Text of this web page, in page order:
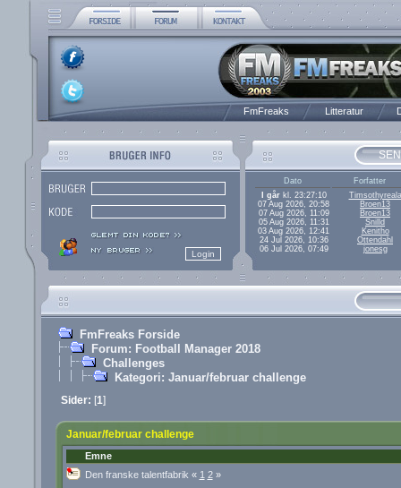
FmFreaks Litteratur
Dato
Forfatter
I gårkl. 23:27:10
Timsothyreala
07 Aug 2026, 20:58
Broen13
07 Aug 2026, 11:09
Broen13
05 Aug 2026, 11:31
Snilld
03 Aug 2026, 12:41
Kenitho
24 Jul 2026, 10:36
Ottendahl
06 Jul 2026, 07:49
jonesg
FmFreaks Forside
Forum: Football Manager 2018
Challenges
Kategori: Januar/februar challenge
Sider: [1]
Januar/februar challenge
Emne
Den franske talentfabrik « 1 2»